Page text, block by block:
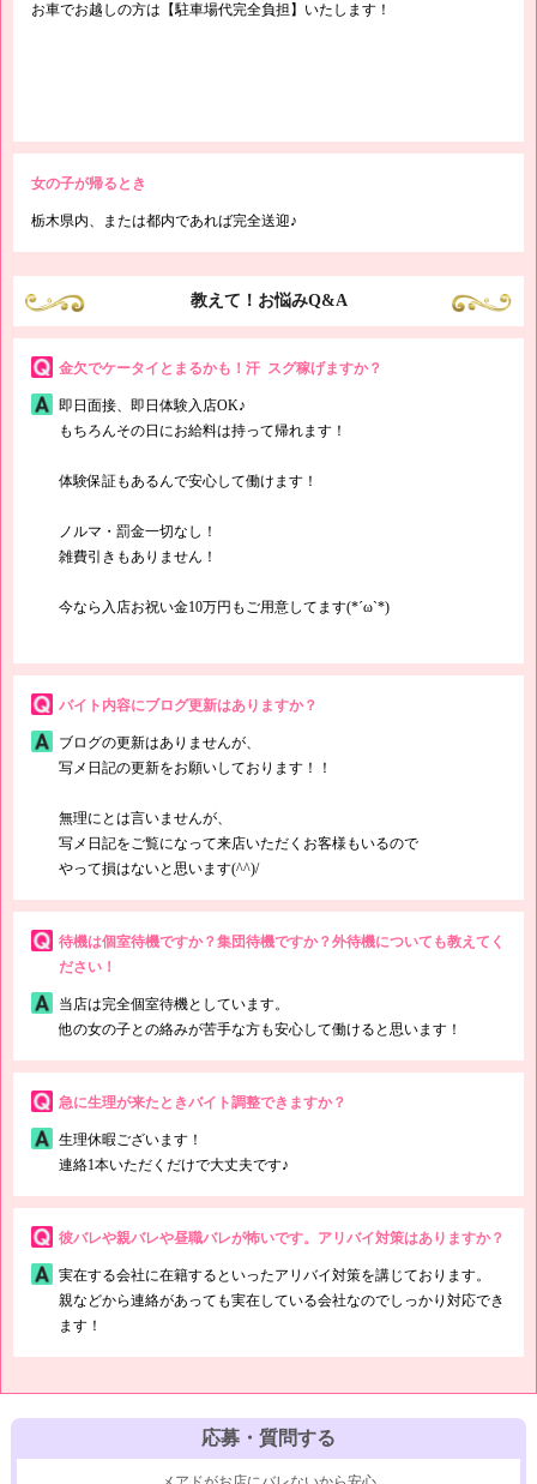
お車でお越しの方は【駐車場代完全負担】いたします！
女の子が帰るとき
栃木県内、または都内であれば完全送迎♪
教えて！お悩みQ&A
金欠でケータイとまるかも！汗 スグ稼げますか？
即日面接、即日体験入店OK♪
もちろんその日にお給料は持って帰れます！
体験保証もあるんで安心して働けます！
ノルマ・罰金一切なし！
雑費引きもありません！
今なら入店お祝い金10万円もご用意してます(*´ω`*)
バイト内容にブログ更新はありますか？
ブログの更新はありませんが、
写メ日記の更新をお願いしております！！
無理にとは言いませんが、
写メ日記をご覧になって来店いただくお客様もいるので
やって損はないと思います(^^)/
待機は個室待機ですか？集団待機ですか？外待機についても教えてく
ださい！
当店は完全個室待機としています。
他の女の子との絡みが苦手な方も安心して働けると思います！
急に生理が来たときバイト調整できますか？
生理休暇ございます！
連絡1本いただくだけで大丈夫です♪
彼バレや親バレや昼職バレが怖いです。アリバイ対策はありますか？
実在する会社に在籍するといったアリバイ対策を講じております。
親などから連絡があっても実在している会社なのでしっかり対応でき
ます！
応募・質問する